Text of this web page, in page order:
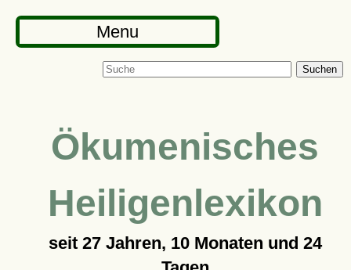
Menu
Suchen
Ökumenisches
Heiligenlexikon
seit 27 Jahren, 10 Monaten und 24